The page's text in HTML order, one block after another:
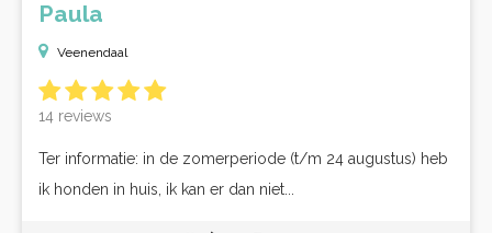
Paula
Veenendaal
14 reviews
Ter informatie: in de zomerperiode (t/m 24 augustus) heb
ik honden in huis, ik kan er dan niet...